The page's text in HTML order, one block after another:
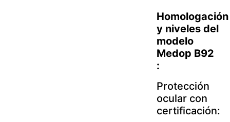
Homologación
y niveles del
modelo
Medop B92
:
Protección
ocular con
certificación: